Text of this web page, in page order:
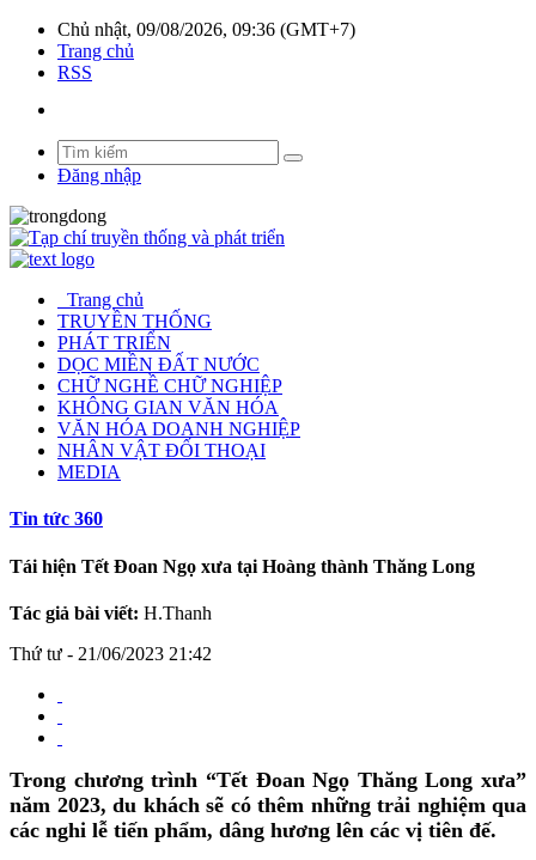
Chủ nhật, 09/08/2026, 09:36 (GMT+7)
Trang chủ
RSS
Đăng nhập
Trang chủ
TRUYỀN THỐNG
PHÁT TRIỂN
DỌC MIỀN ĐẤT NƯỚC
CHỮ NGHỀ CHỮ NGHIỆP
KHÔNG GIAN VĂN HÓA
VĂN HÓA DOANH NGHIỆP
NHÂN VẬT ĐỐI THOẠI
MEDIA
Tin tức 360
Tái hiện Tết Đoan Ngọ xưa tại Hoàng thành Thăng Long
Tác giả bài viết: H.Thanh
Thứ tư - 21/06/2023 21:42
Trong chương trình “Tết Đoan Ngọ Thăng Long xưa”
năm 2023, du khách sẽ có thêm những trải nghiệm qua
các nghi lễ tiến phẩm, dâng hương lên các vị tiên đế.